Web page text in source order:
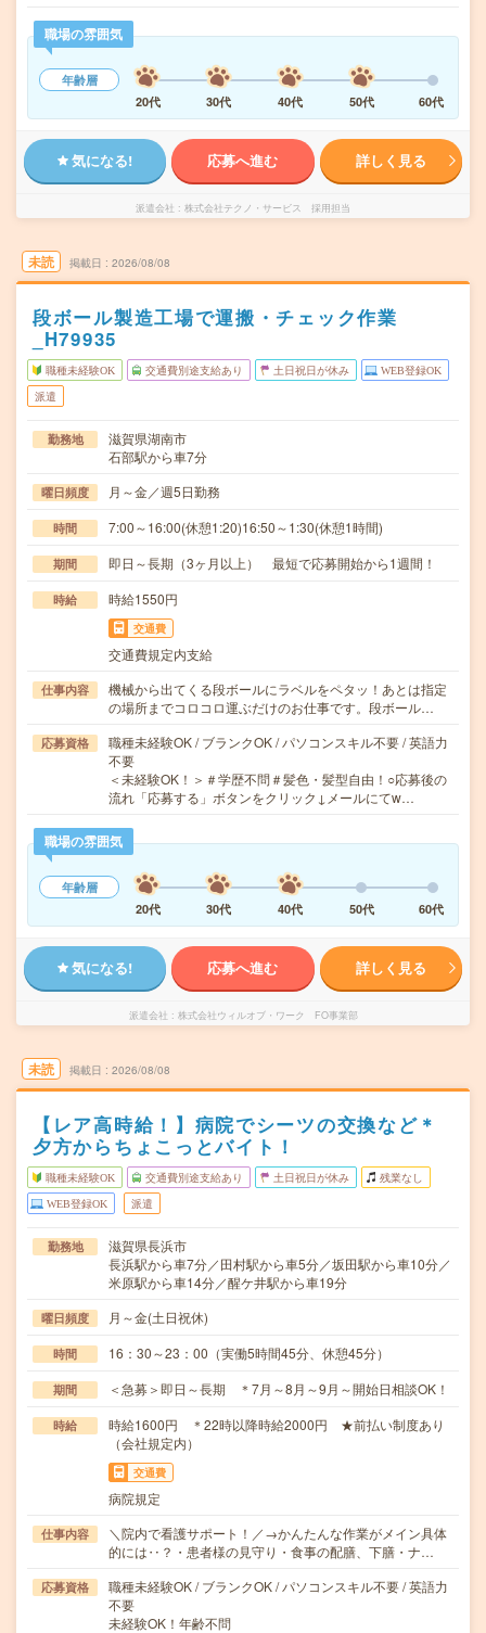
職場の雰囲気
年齢層
20代
30代 40代 50代 60代
気になる! 応募へ進む 詳しく見る
派遣会社 株式会社テクノ・サービス 採用担当
未読 掲載日 2026/08/08
段ボール製造工場で運搬・チェック作業
_H79935
職種未経験OK 交通費別途支給あり 土日祝日が休み WEB登録OK
派遣
勤務地
滋賀県湖南市
石部駅から車7分
曜日頻度 月～金／週5日勤務
時間 7:00～16:00(休憩1:20)16:50～1:30(休憩1時間)
期間 即日～長期（3ヶ月以上） 最短で応募開始から1週間！
時給 時給1550円
交通費
交通費規定内支給
仕事内容
機械から出てくる段ボールにラベルをペタッ！あとは指定
の場所までコロコロ運ぶだけのお仕事です。段ボール…
応募資格
職種未経験OK / ブランクOK / パソコンスキル不要 / 英語力
不要
＜未経験OK！＞＃学歴不問＃髪色・髪型自由！○応募後の
流れ「応募する」ボタンをクリック↓メールにてw…
職場の雰囲気
年齢層
20代
30代 40代 50代 60代
気になる! 応募へ進む 詳しく見る
派遣会社 株式会社ウィルオブ・ワーク FO事業部
未読 掲載日 2026/08/08
【レア高時給！】病院でシーツの交換など＊
夕方からちょこっとバイト！
職種未経験OK 交通費別途支給あり 土日祝日が休み 残業なし
WEB登録OK 派遣
勤務地
滋賀県長浜市
長浜駅から車7分／田村駅から車5分／坂田駅から車10分／
米原駅から車14分／醒ケ井駅から車19分
曜日頻度 月～金(土日祝休)
時間 16：30～23：00（実働5時間45分、休憩45分）
期間 ＜急募＞即日～長期 ＊7月～8月～9月～開始日相談OK！
時給
時給1600円 ＊22時以降時給2000円 ★前払い制度あり
（会社規定内）
交通費
病院規定
仕事内容
＼院内で看護サポート！／→かんたんな作業がメイン具体
的には‥？・患者様の見守り・食事の配膳、下膳・ナ…
応募資格
職種未経験OK / ブランクOK / パソコンスキル不要 / 英語力
不要
未経験OK！年齢不問